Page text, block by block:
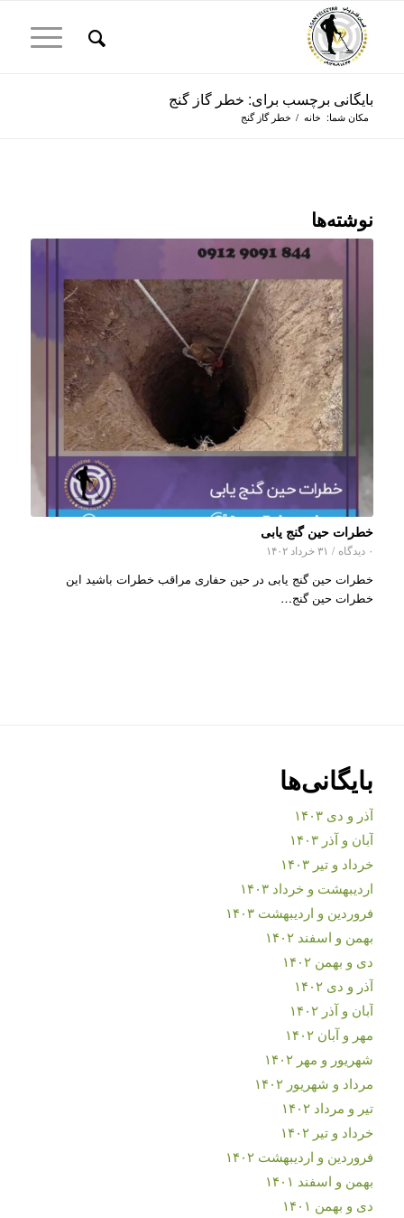
بایگانی برچسب برای: خطر گاز گنج
مکان شما: خانه / خطر گاز گنج
نوشته‌ها
خطرات حین گنج یابی
۰ دیدگاه / ۳۱ خرداد ۱۴۰۲
خطرات حین گنج یابی در حین حفاری مراقب خطرات باشید این
خطرات حین گنج…
بایگانی‌ها
آذر و دی ۱۴۰۳
آبان و آذر ۱۴۰۳
خرداد و تیر ۱۴۰۳
اردیبهشت و خرداد ۱۴۰۳
فروردین و اردیبهشت ۱۴۰۳
بهمن و اسفند ۱۴۰۲
دی و بهمن ۱۴۰۲
آذر و دی ۱۴۰۲
آبان و آذر ۱۴۰۲
مهر و آبان ۱۴۰۲
شهریور و مهر ۱۴۰۲
مرداد و شهریور ۱۴۰۲
تیر و مرداد ۱۴۰۲
خرداد و تیر ۱۴۰۲
فروردین و اردیبهشت ۱۴۰۲
بهمن و اسفند ۱۴۰۱
دی و بهمن ۱۴۰۱